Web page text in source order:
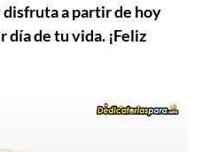
disfruta a partir de hoy
día de tu vida. ¡Feliz